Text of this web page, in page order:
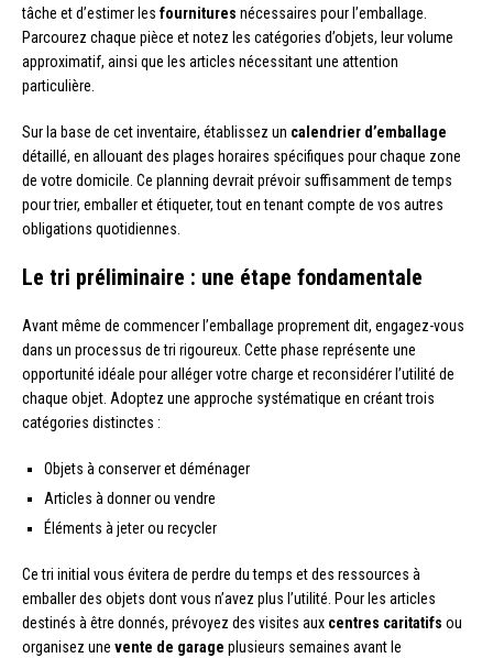
tâche et d’estimer les fournitures nécessaires pour l’emballage.
Parcourez chaque pièce et notez les catégories d’objets, leur volume
approximatif, ainsi que les articles nécessitant une attention
particulière.
Sur la base de cet inventaire, établissez un calendrier d’emballage
détaillé, en allouant des plages horaires spécifiques pour chaque zone
de votre domicile. Ce planning devrait prévoir suffisamment de temps
pour trier, emballer et étiqueter, tout en tenant compte de vos autres
obligations quotidiennes.
Le tri préliminaire : une étape fondamentale
Avant même de commencer l’emballage proprement dit, engagez-vous
dans un processus de tri rigoureux. Cette phase représente une
opportunité idéale pour alléger votre charge et reconsidérer l’utilité de
chaque objet. Adoptez une approche systématique en créant trois
catégories distinctes :
Objets à conserver et déménager
Articles à donner ou vendre
Éléments à jeter ou recycler
Ce tri initial vous évitera de perdre du temps et des ressources à
emballer des objets dont vous n’avez plus l’utilité. Pour les articles
destinés à être donnés, prévoyez des visites aux centres caritatifs ou
organisez une vente de garage plusieurs semaines avant le